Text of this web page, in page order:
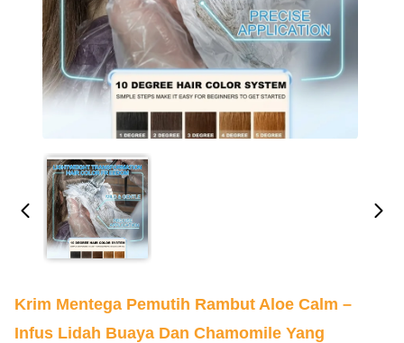
Krim Mentega Pemutih Rambut Aloe Calm –
Infus Lidah Buaya Dan Chamomile Yang